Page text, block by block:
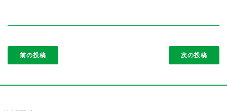
前の投稿 次の投稿